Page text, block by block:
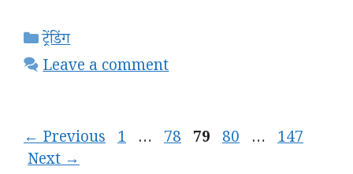
Categories
ट्रेंडिंग
Leave a comment
←Previous Page
1 … Page
78 Page
79 Page
80 … Page
147
Next→